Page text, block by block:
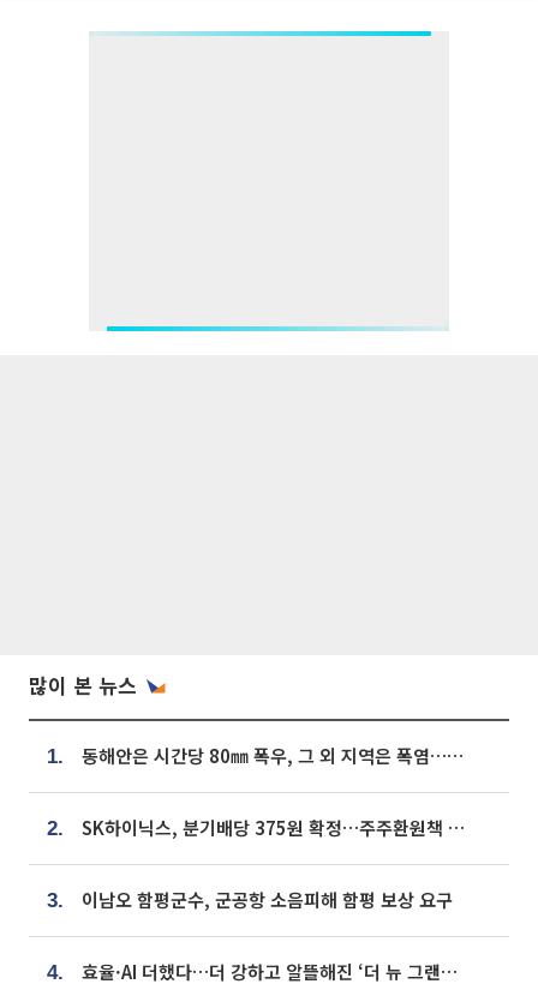
많이 본 뉴스
1. 동해안은 시간당 80㎜ 폭우, 그 외 지역은 폭염…‘극과 극 날씨’
2. SK하이닉스, 분기배당 375원 확정…주주환원책 9월로 앞당겨 발표
3. 이남오 함평군수, 군공항 소음피해 함평 보상 요구
4. 효율·AI 더했다…더 강하고 알뜰해진 ‘더 뉴 그랜저 하이브리드’ [ET의 모빌리티]